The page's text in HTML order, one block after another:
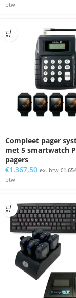
btw
Compleet pager
met 5 smartwatch
pagers
€1.367,50 ex. btw €
btw